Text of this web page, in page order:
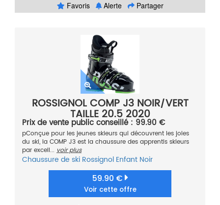
Favoris
Alerte Partager
ROSSIGNOL COMP J3 NOIR/VERT
TAILLE 20.5 2020
Prix de vente public conseillé : 99.90 €
pConçue pour les jeunes skieurs qui découvrent les joies
du ski, la COMP J3 est la chaussure des apprentis skieurs
par excell... voir plus
Chaussure de ski Rossignol Enfant Noir
59.90 €
Voir cette offre